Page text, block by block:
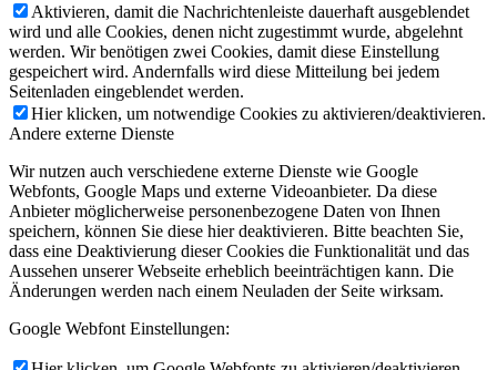
Aktivieren, damit die Nachrichtenleiste dauerhaft ausgeblendet
wird und alle Cookies, denen nicht zugestimmt wurde, abgelehnt
werden. Wir benötigen zwei Cookies, damit diese Einstellung
gespeichert wird. Andernfalls wird diese Mitteilung bei jedem
Seitenladen eingeblendet werden.
Hier klicken, um notwendige Cookies zu aktivieren/deaktivieren.
Andere externe Dienste
Wir nutzen auch verschiedene externe Dienste wie Google
Webfonts, Google Maps und externe Videoanbieter. Da diese
Anbieter möglicherweise personenbezogene Daten von Ihnen
speichern, können Sie diese hier deaktivieren. Bitte beachten Sie,
dass eine Deaktivierung dieser Cookies die Funktionalität und das
Aussehen unserer Webseite erheblich beeinträchtigen kann. Die
Änderungen werden nach einem Neuladen der Seite wirksam.
Google Webfont Einstellungen: